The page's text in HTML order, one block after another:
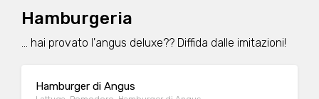
Hamburgeria
... hai provato l'angus deluxe?? Diffida dalle imitazioni!
Hamburger di Angus